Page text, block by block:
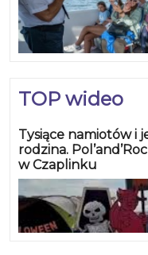
TOP wideo
Tysiące namiotów i
rodzina.
w Czaplinku